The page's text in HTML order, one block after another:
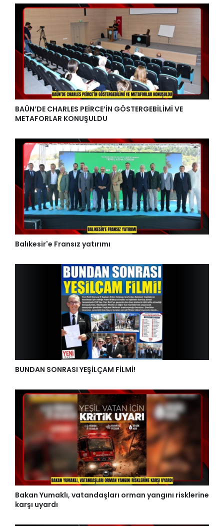
BAÜN’DE CHARLES PEİRCE’İN GÖSTERGEBİLİMİ VE
METAFORLAR KONUŞULDU
Balıkesir'e Fransız yatırımı
BUNDAN SONRASI YEŞİLÇAM FİLMİ!
Bakan Yumaklı, vatandaşları orman yangını risklerine
karşı uyardı